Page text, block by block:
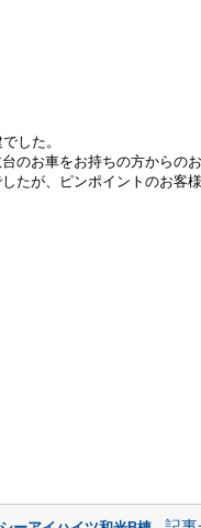
した。
のお車をお持ちの方からの
たが、
ピンポイントのお客